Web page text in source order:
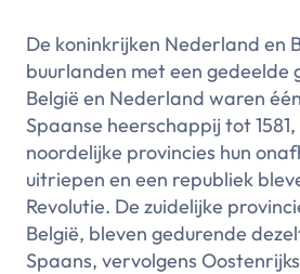
De koninkrijken Nederland en
buurlanden met een gedeelde
België en Nederland waren
Spaanse heerschappij tot
noordelijke provincies hun
uitriepen en een republiek
Revolutie. De zuidelijke
België, bleven gedurende
Spaans, vervolgens